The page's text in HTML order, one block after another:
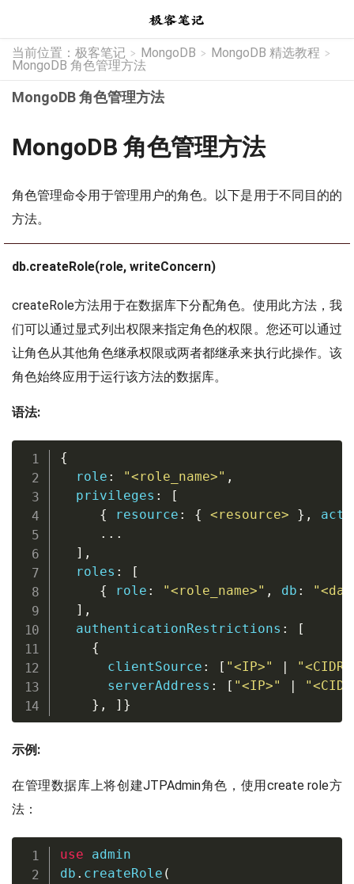
当前位置： 极客笔记 > MongoDB > MongoDB 精选教程 >
MongoDB 角色管理方法
MongoDB 角色管理方法
MongoDB 角色管理方法
角色管理命令用于管理用户的角色。以下是用于不同目的的
方法。
db.createRole(role, writeConcern)
createRole方法用于在数据库下分配角色。使用此方法，我
们可以通过显式列出权限来指定角色的权限。您还可以通过
让角色从其他角色继承权限或两者都继承来执行此操作。该
角色始终应用于运行该方法的数据库。
语法:
{
  role
: "<role_name>" ,
privileges :
[
{ resource : { <resource> } ,
. . .
] ,
  roles
:
[
{ role : "<role_name>" , db :
] ,
  authenticationRestrictions
:
[
{
      clientSource
: [ "<IP>" |
"<CIDR
      serverAddress
: [ "<IP>" |
} , ] }
示例:
在管理数据库上将创建JTPAdmin角色，使用create role方
法：
use admin
db . createRole (